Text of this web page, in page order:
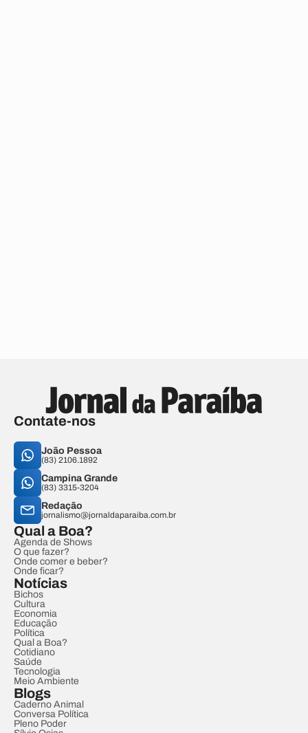
Contate-nos
João Pessoa
(83) 2106.1892
Campina Grande
(83) 3315-3204
Redação
jornalismo@jornaldaparaiba.com.br
Qual a Boa?
Agenda de Shows
O que fazer?
Onde comer e beber?
Onde ficar?
Notícias
Bichos
Cultura
Economia
Educação
Política
Qual a Boa?
Cotidiano
Saúde
Tecnologia
Meio Ambiente
Blogs
Caderno Animal
Conversa Política
Pleno Poder